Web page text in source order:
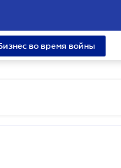
во время войны